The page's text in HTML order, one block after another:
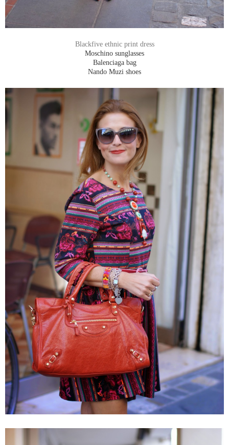
Blackfive ethnic print dress
Moschino sunglasses
Balenciaga bag
Nando Muzi shoes